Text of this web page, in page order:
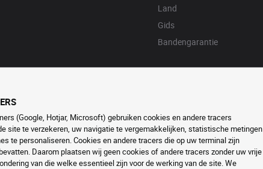
Land
Gids
Bandengarantie
(Google, Hotjar, Microsoft) gebruiken cookies en andere tracers
site te verzekeren, uw navigatie te vergemakkelijken, statistische metingen
te personaliseren. Cookies en andere tracers die op uw terminal zijn
Daarom plaatsen wij geen cookies of andere tracers zonder uw vrije
van die welke essentieel zijn voor de werking van de site. We